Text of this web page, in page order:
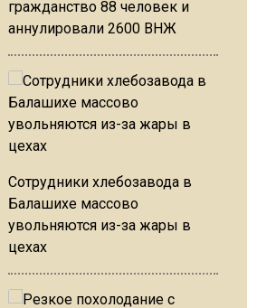
гражданство 88 человек и
аннулировали 2600 ВНЖ
Сотрудники хлебозавода в
Балашихе массово
увольняются из-за жары в
цехах